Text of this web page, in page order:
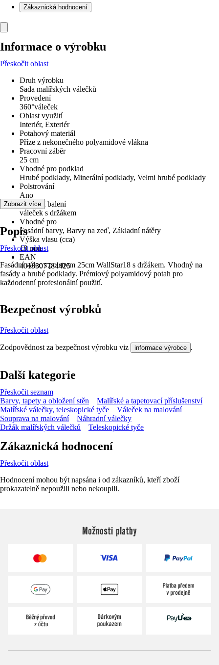
Zákaznická hodnocení
Informace o výrobku
Přeskočit oblast
Druh výrobku
Sada malířských válečků
Provedení
360°váleček
Oblast využití
Interiér, Exteriér
Potahový materiál
Příze z nekonečného polyamidové vlákna
Pracovní záběr
25 cm
Vhodné pro podklad
Hrubé podklady, Minerální podklady, Velmi hrubé podklady
Polstrování
Ano
Součástí balení
váleček s držákem
Vhodné pro
Fasádní barvy, Barvy na zeď, Základní nátěry
Výška vlasu (cca)
18 mm
EAN
4013307784425
Zobrazit více
Popis
Přeskočit oblast
Fasádní válec s polstrem 25cm WallStar18 s držákem. Vhodný na
fasády a hrubé podklady. Prémiový polyamidový potah pro
každodenní profesionální použití.
Bezpečnost výrobků
Přeskočit oblast
Zodpovědnost za bezpečnost výrobku viz informace výrobce .
Další kategorie
Přeskočit seznam
Barvy, tapety a obložení stěn
Malířské a tapetovací příslušenství
Malířské válečky, teleskopické tyče
Váleček na malování
Souprava na malování
Náhradní válečky
Držák malířských válečků
Teleskopické tyče
Zákaznická hodnocení
Přeskočit oblast
Hodnocení mohou být napsána i od zákazníků, kteří zboží
prokazatelně nepoužili nebo nekoupili.
Možnosti platby